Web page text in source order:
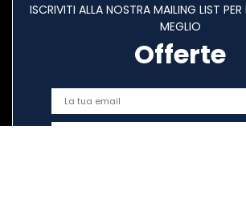
ISCRIVITI ALLA NOSTRA MAILING LIST PER
MEGLIO
Offerte